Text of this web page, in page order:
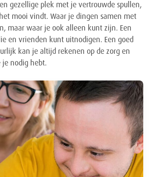
gezellige plek met je vertrouwde spullen,
mooi vindt. Waar je dingen samen met
maar waar je ook alleen kunt zijn. Een
en vrienden kunt uitnodigen. Een goed
kan je altijd rekenen op de zorg en
je nodig hebt.